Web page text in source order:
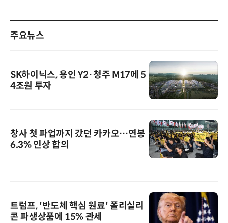
주요뉴스
SK하이닉스, 용인 Y2·청주 M17에 5
4조원 투자
창사 첫 파업까지 갔던 카카오…연봉
6.3% 인상 합의
트럼프, '반도체 핵심 원료' 폴리실리
콘 파생상품에 15% 관세